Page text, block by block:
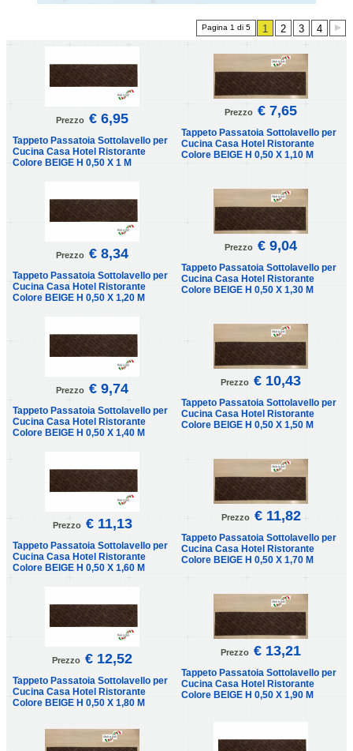
Pagina 1 di 5 1 2 3 4
Prezzo € 6,95
Tappeto Passatoia Sottolavello per
Cucina Casa Hotel Ristorante
Colore BEIGE H 0,50 X 1 M
Prezzo € 7,65
Tappeto Passatoia Sottolavello per
Cucina Casa Hotel Ristorante
Colore BEIGE H 0,50 X 1,10 M
Prezzo € 8,34
Tappeto Passatoia Sottolavello per
Cucina Casa Hotel Ristorante
Colore BEIGE H 0,50 X 1,20 M
Prezzo € 9,04
Tappeto Passatoia Sottolavello per
Cucina Casa Hotel Ristorante
Colore BEIGE H 0,50 X 1,30 M
Prezzo € 9,74
Tappeto Passatoia Sottolavello per
Cucina Casa Hotel Ristorante
Colore BEIGE H 0,50 X 1,40 M
Prezzo € 10,43
Tappeto Passatoia Sottolavello per
Cucina Casa Hotel Ristorante
Colore BEIGE H 0,50 X 1,50 M
Prezzo € 11,13
Tappeto Passatoia Sottolavello per
Cucina Casa Hotel Ristorante
Colore BEIGE H 0,50 X 1,60 M
Prezzo € 11,82
Tappeto Passatoia Sottolavello per
Cucina Casa Hotel Ristorante
Colore BEIGE H 0,50 X 1,70 M
Prezzo € 12,52
Tappeto Passatoia Sottolavello per
Cucina Casa Hotel Ristorante
Colore BEIGE H 0,50 X 1,80 M
Prezzo € 13,21
Tappeto Passatoia Sottolavello per
Cucina Casa Hotel Ristorante
Colore BEIGE H 0,50 X 1,90 M